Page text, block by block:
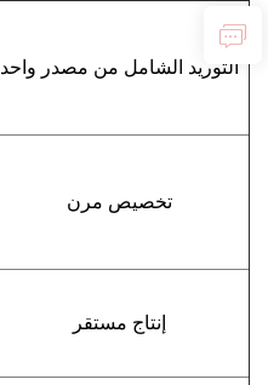
التوريد الشامل من مصدر واحد
تخصيص مرن
إنتاج مستقر